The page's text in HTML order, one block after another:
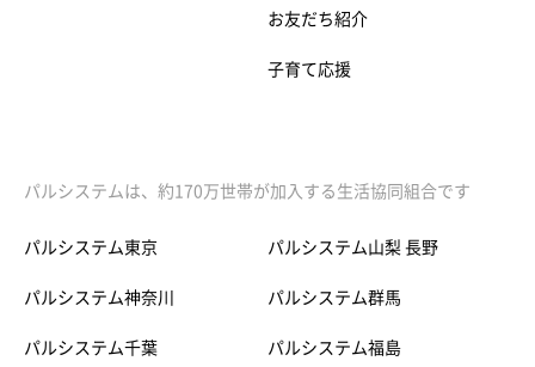
お友だち紹介
子育て応援
パルシステムは、約170万世帯が加入する生活協同組合です
パルシステム東京
パルシステム神奈川
パルシステム千葉
パルシステム山梨 長野
パルシステム群馬
パルシステム福島